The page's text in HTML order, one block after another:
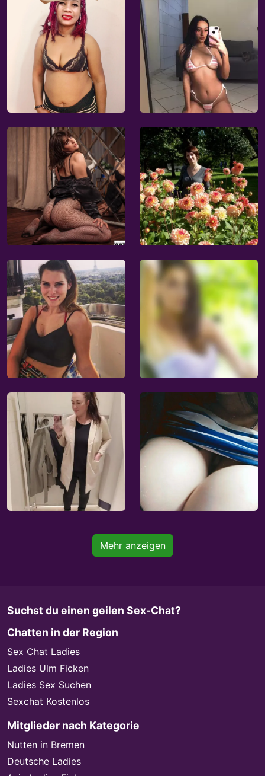
Mehr anzeigen
Suchst du einen geilen Sex-Chat?
Chatten in der Region
Sex Chat Ladies
Ladies Ulm Ficken
Ladies Sex Suchen
Sexchat Kostenlos
Mitglieder nach Kategorie
Nutten in Bremen
Deutsche Ladies